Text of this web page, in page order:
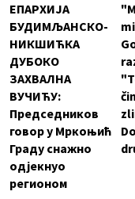
ЕПАРХИЈА
БУДИМЉАНСКО-
НИКШИЋКА
ДУБОКО
ЗАХВАЛНА
ВУЧИЋУ:
Председников
говор у Мркоњић
Граду снажно
одјекнуо
регионом